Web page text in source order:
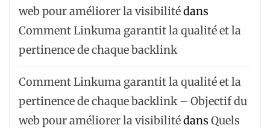
web pour améliorer la visibilitédans
Comment Linkuma garantit la qualité et la
pertinence de chaque backlink
Comment Linkuma garantit la qualité et la
pertinence de chaque backlink – Objectif du
web pour améliorer la visibilitédans Quels